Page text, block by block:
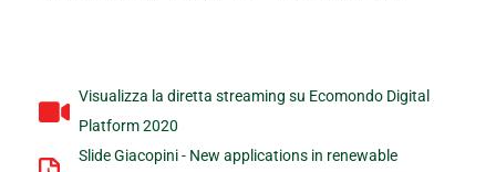
Visualizza la diretta streaming su Ecomondo Digital
Platform 2020
Slide Giacopini - New applications in renewable